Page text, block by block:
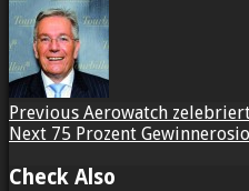
Previous Aerowatch
Next 75 Prozent
Check Also